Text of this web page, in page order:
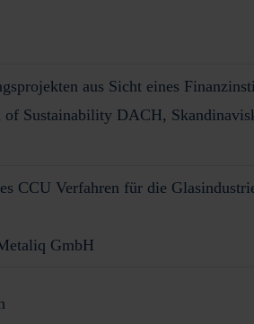
aus Sicht eines
of Sustainability DACH,
CCU Verfahren für die
GmbH